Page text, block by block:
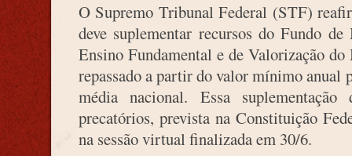
O Supremo Tribunal Federal (STF)
deve suplementar recursos do Fundo
Ensino Fundamental e de Valorização
repassado a partir do valor mínimo anual
média nacional. Essa
precatórios, prevista na Constituição
na sessão virtual finalizada em 30/6.